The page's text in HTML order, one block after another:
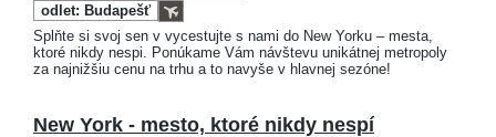
odlet: Budapešť
Splňte si svoj sen v vycestujte s nami do New Yorku – mesta,
ktoré nikdy nespi. Ponúkame Vám návštevu unikátnej metropoly
za najnižšiu cenu na trhu a to navyše v hlavnej sezóne!
New York - mesto, ktoré nikdy nespí